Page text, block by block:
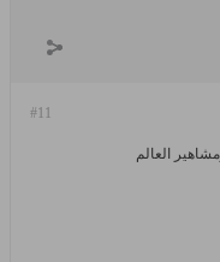
#11
العالم